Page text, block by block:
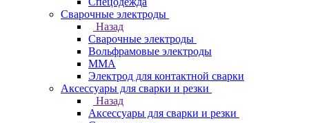
Сварочные электроды
Назад
Сварочные электроды
Вольфрамовые электроды
ММА
Электрод для контактной сварки
Аксессуары для сварки и резки
Назад
Аксессуары для сварки и резки